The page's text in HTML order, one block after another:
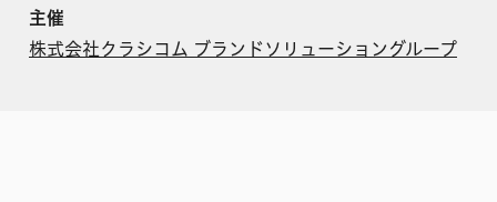
主催
株式会社クラシコム ブランドソリューショングループ